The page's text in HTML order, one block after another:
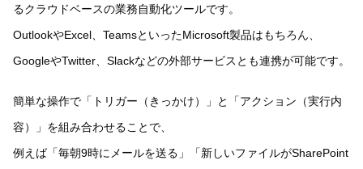
るクラウドベースの業務自動化ツールです。
OutlookやExcel、TeamsといったMicrosoft製品はもちろん、
GoogleやTwitter、Slackなどの外部サービスとも連携が可能です。
簡単な操作で「トリガー（きっかけ）」と「アクション（実行内
容）」を組み合わせることで、
例えば「毎朝9時にメールを送る」「新しいファイルがSharePoint